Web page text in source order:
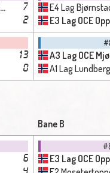
7
2
E4 Lag
E3 Lag OCE
13
0
A3 Lag OCE
A1 Lag Lundberg
Bane B
6 E3 Lag OCE